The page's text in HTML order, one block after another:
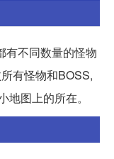
有不同数量的怪物
有怪物和BOSS,
图上的所在。